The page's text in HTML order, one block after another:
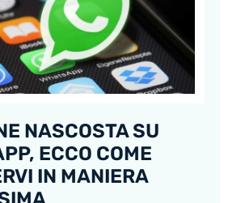
NASCOSTA SU
ECCO COME
IN MANIERA